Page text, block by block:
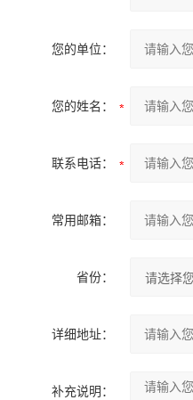
您的单位：
您的姓名：
联系电话：
常用邮箱：
省份：
详细地址：
补充说明：